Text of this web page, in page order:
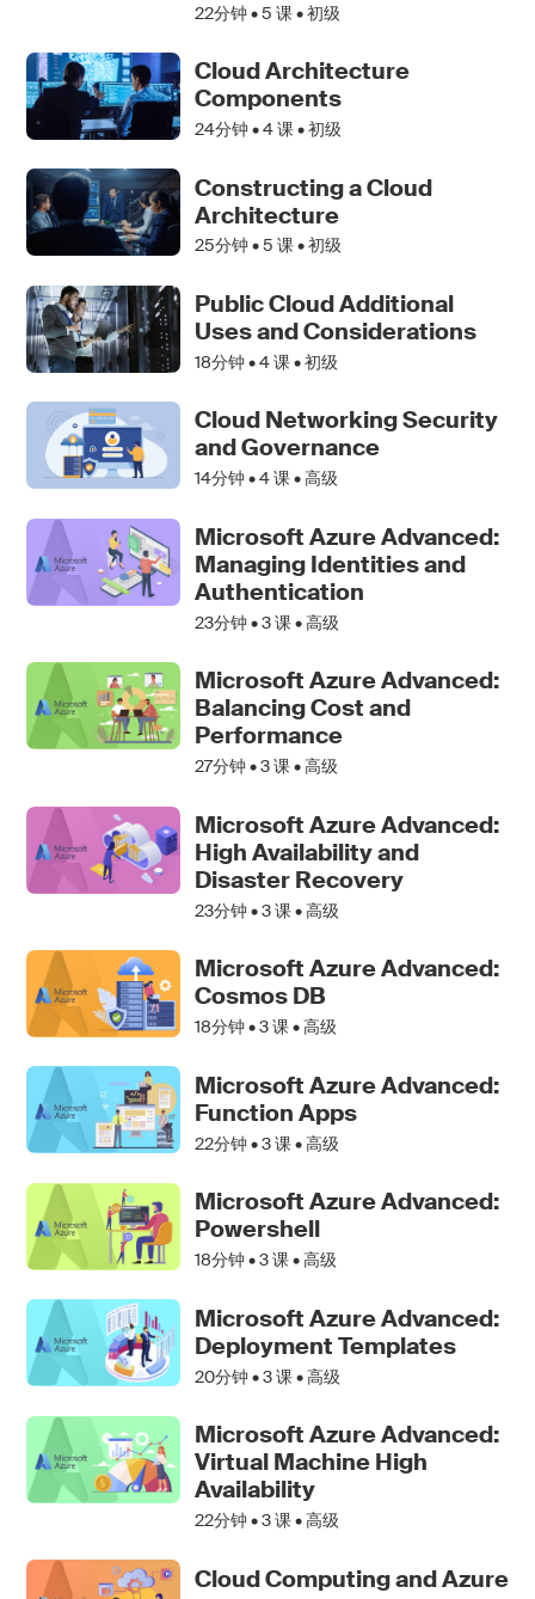
22分钟 •5 课 • 初级
Cloud Architecture
Components
24分钟 •4课 • 初级
Constructing a Cloud
Architecture
25分钟 •5 课 • 初级
Public Cloud Additional
Uses and Considerations
18分钟 •4课 • 初级
Cloud Networking Security
and Governance
14分钟 •4课 • 高级
Microsoft Azure Advanced:
Managing Identities and
Authentication
23分钟 •3课 • 高级
Microsoft Azure Advanced:
Balancing Cost and
Performance
27分钟 •3课 • 高级
Microsoft Azure Advanced:
High Availability and
Disaster Recovery
23分钟 •3课 • 高级
Microsoft Azure Advanced:
Cosmos DB
18分钟 •3课 • 高级
Microsoft Azure Advanced:
Function Apps
22分钟 •3课 • 高级
Microsoft Azure Advanced:
Powershell
18分钟 •3课 • 高级
Microsoft Azure Advanced:
Deployment Templates
20分钟 •3课 • 高级
Microsoft Azure Advanced:
Virtual Machine High
Availability
22分钟 •3课 • 高级
Cloud Computing and Azure